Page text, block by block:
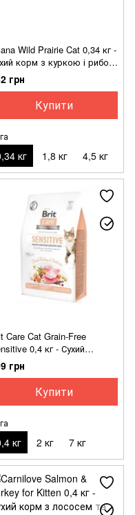
Wild Prairie Cat 0,34 кг -
корм з куркою і рибою
кошенят і кішок
грн
Купити
кг 1,8 кг 4,5 кг
Care Cat Grain-Free
0,4 кг - Сухий
корм з
та лососем для
котів з чутливим
грн
Купити
кг 2 кг 7 кг